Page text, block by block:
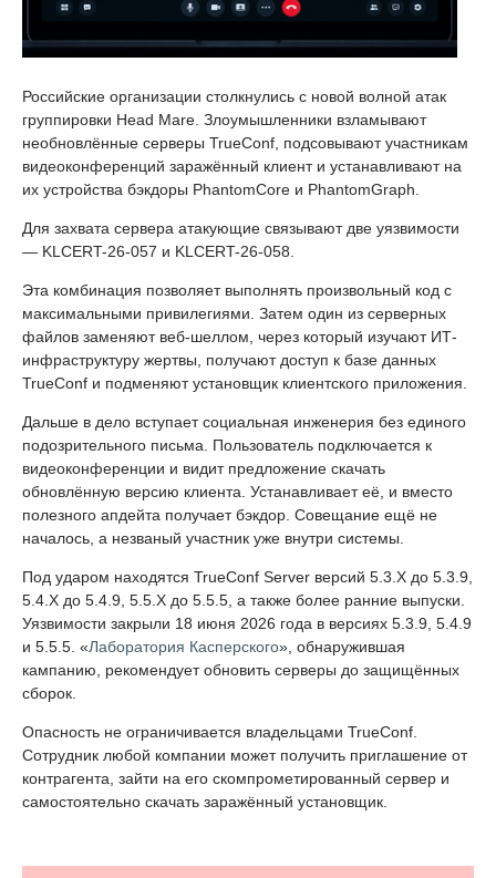
Российские организации столкнулись с новой волной атак
группировки Head Mare. Злоумышленники взламывают
необновлённые серверы TrueConf, подсовывают участникам
видеоконференций заражённый клиент и устанавливают на
их устройства бэкдоры PhantomCore и PhantomGraph.
Для захвата сервера атакующие связывают две уязвимости
— KLCERT-26-057 и KLCERT-26-058.
Эта комбинация позволяет выполнять произвольный код с
максимальными привилегиями. Затем один из серверных
файлов заменяют веб-шеллом, через который изучают ИТ-
инфраструктуру жертвы, получают доступ к базе данных
TrueConf и подменяют установщик клиентского приложения.
Дальше в дело вступает социальная инженерия без единого
подозрительного письма. Пользователь подключается к
видеоконференции и видит предложение скачать
обновлённую версию клиента. Устанавливает её, и вместо
полезного апдейта получает бэкдор. Совещание ещё не
началось, а незваный участник уже внутри системы.
Под ударом находятся TrueConf Server версий 5.3.X до 5.3.9,
5.4.X до 5.4.9, 5.5.X до 5.5.5, а также более ранние выпуски.
Уязвимости закрыли 18 июня 2026 года в версиях 5.3.9, 5.4.9
и 5.5.5. «Лаборатория Касперского», обнаружившая
кампанию, рекомендует обновить серверы до защищённых
сборок.
Опасность не ограничивается владельцами TrueConf.
Сотрудник любой компании может получить приглашение от
контрагента, зайти на его скомпрометированный сервер и
самостоятельно скачать заражённый установщик.